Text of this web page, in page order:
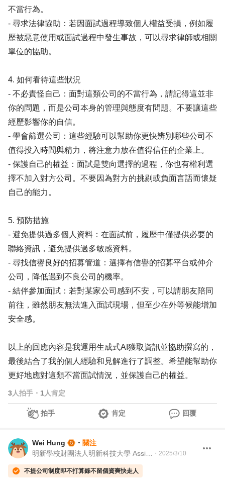
不當行為。
- 尋求法律協助：若因面試過程導致個人權益受損，例如履
歷被惡意使用或面試過程中發生事故，可以尋求律師或相關
單位的協助。
4. 如何看待這些狀況
- 不必責怪自己：面對這類公司的不當行為，請記得這並非
你的問題，而是公司本身的管理與態度有問題。不要讓這些
經歷影響你的自信。
- 學會篩選公司：這些經驗可以幫助你更快辨別哪些公司不
值得投入時間與精力，將注意力放在值得信任的企業上。
- 保護自己的權益：面試是雙向選擇的過程，你也有權利選
擇不加入對方公司。不要因為對方的挑剔或負面言語而懷疑
自己的能力。
5. 預防措施
- 避免提供過多個人資料：在面試前，履歷中僅提供必要的
聯絡資訊，避免提供過多敏感資料。
- 尋找信譽良好的招募管道：選擇有信譽的招募平台或仲介
公司，降低遇到不良公司的機率。
- 結伴參加面試：若對某家公司感到不安，可以請朋友陪同
前往，雖然朋友無法進入面試現場，但至少在外等候能增加
安全感。
以上的回應內容是我運用生成式AI獲取資訊並協助撰寫的，
最後結合了我的個人經驗和見解進行了調整。希望能幫助你
更好地應對這類不當面試情況，並保護自己的權益。
3人拍手 ・ 1 人肯定
拍手 肯定 回覆
Wei Hung ・ 關注
・ 2025/3/10
不提公司制度即不打算錄不留個資爽快走人